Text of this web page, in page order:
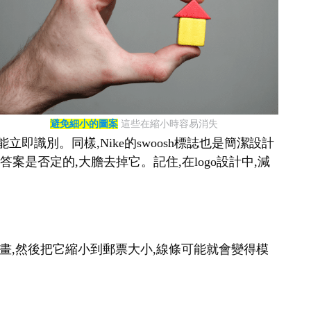
避免細小的圖案這些在縮小時容易消失
即識別。同樣,Nike的swoosh標誌也是簡潔設計
案是否定的,大膽去掉它。記住,在logo設計中,減
,然後把它縮小到郵票大小,線條可能就會變得模